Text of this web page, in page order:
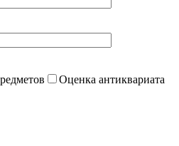
Оценка антиквариата